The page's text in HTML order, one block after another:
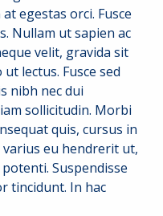
egestas orci. Fusce
Nullam ut sapien ac
velit, gravida sit
lectus. Fusce sed
nibh nec dui
sollicitudin. Morbi
quis, cursus in
varius eu hendrerit ut,
Suspendisse
tincidunt. In hac